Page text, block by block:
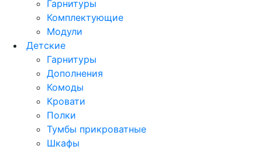
Гарнитуры
Комплектующие
Модули
Детские
Гарнитуры
Дополнения
Комоды
Кровати
Полки
Тумбы прикроватные
Шкафы